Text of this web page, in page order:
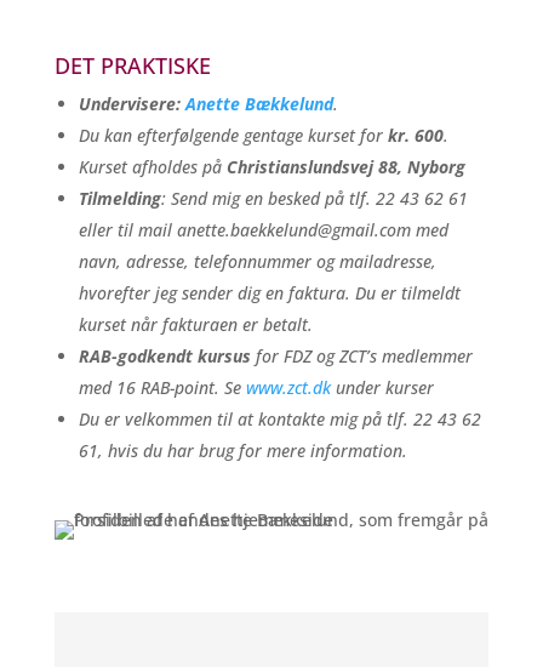
DET PRAKTISKE
Undervisere:Anette Bækkelund.
Du kan efterfølgende gentage kurset for kr. 600.
Kurset afholdes på Christianslundsvej 88, Nyborg
Tilmelding: Send mig en besked på tlf. 22 43 62 61
eller til mail anette.baekkelund@gmail.com med
navn, adresse, telefonnummer og mailadresse,
hvorefter jeg sender dig en faktura. Du er tilmeldt
kurset når fakturaen er betalt.
RAB-godkendt kursus for FDZ og ZCT’s medlemmer
med 16 RAB-point. Se www.zct.dkunder kurser
Du er velkommen til at kontakte mig på tlf. 22 43 62
61, hvis du har brug for mere information.